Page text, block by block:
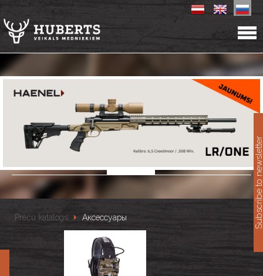
Preču katalogs Аксессуары Subscribe